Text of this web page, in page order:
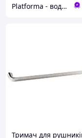
Platforma - водопостачання, опалення та каналізація - обладнання та комплектуючі
Тримач для